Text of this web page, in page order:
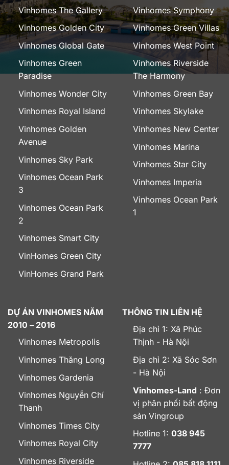
Vinhomes The Gallery
Vinhomes Golden City
Vinhomes Global Gate
Vinhomes Green
Paradise
Vinhomes Wonder City
Vinhomes Royal Island
Vinhomes Golden
Avenue
Vinhomes Sky Park
Vinhomes Ocean Park
3
Vinhomes Ocean Park
2
Vinhomes Smart City
VinHomes Green City
VinHomes Grand Park
Vinhomes Symphony
Vinhomes Green Villas
Vinhomes West Point
Vinhomes Riverside
The Harmony
Vinhomes Green Bay
Vinhomes Skylake
Vinhomes New Center
Vinhomes Marina
Vinhomes Star City
Vinhomes Imperia
Vinhomes Ocean Park
1
DỰ ÁN VINHOMES NĂM
2010 – 2016
Vinhomes Metropolis
Vinhomes Thăng Long
Vinhomes Gardenia
Vinhomes Nguyễn Chí
Thanh
Vinhomes Times City
Vinhomes Royal City
Vinhomes Riverside
THÔNG TIN LIÊN HỆ
Địa chỉ 1: Xã Phúc
Thịnh - Hà Nội
Địa chỉ 2: Xã Sóc Sơn
- Hà Nội
Vinhomes-Land : Đơn
vị phân phối bất động
sản Vingroup
Hotline 1: 038 945
7777